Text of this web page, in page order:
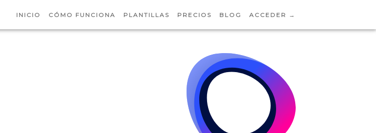
INICIO CÓMO FUNCIONA PLANTILLAS PRECIOS BLOG ACCEDER →